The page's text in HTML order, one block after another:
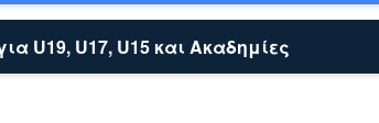
U19, U17, U15 και Ακαδημίες